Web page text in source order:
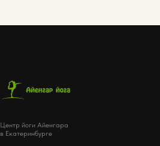
Центр йоги Айенгара
в Екатеринбурге